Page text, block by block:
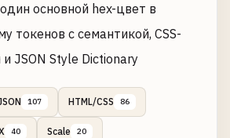
основной hex-цвет в
токенов с семантикой, CSS-
JSON Style Dictionary
107 HTML/CSS 86
40 Scale 20